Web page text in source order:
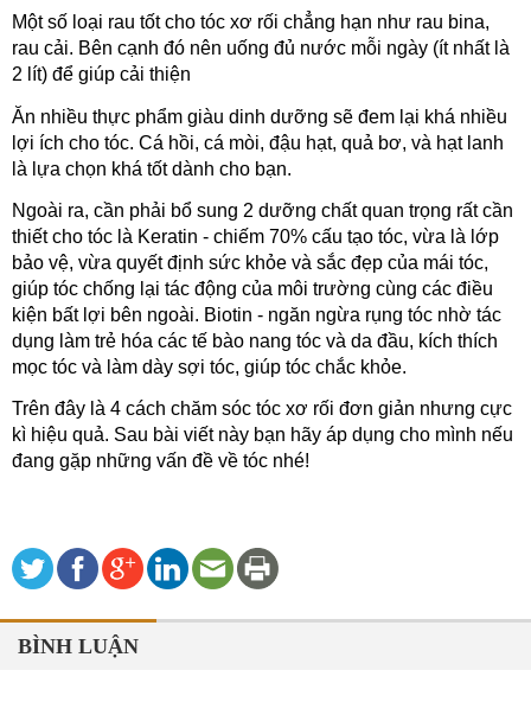
Một số loại rau tốt cho tóc xơ rối chẳng hạn như rau bina,
rau cải. Bên cạnh đó nên uống đủ nước mỗi ngày (ít nhất là
2 lít) để giúp cải thiện
Ăn nhiều thực phẩm giàu dinh dưỡng sẽ đem lại khá nhiều
lợi ích cho tóc. Cá hồi, cá mòi, đậu hạt, quả bơ, và hạt lanh
là lựa chọn khá tốt dành cho bạn.
Ngoài ra, cần phải bổ sung 2 dưỡng chất quan trọng rất cần
thiết cho tóc là Keratin - chiếm 70% cấu tạo tóc, vừa là lớp
bảo vệ, vừa quyết định sức khỏe và sắc đẹp của mái tóc,
giúp tóc chống lại tác động của môi trường cùng các điều
kiện bất lợi bên ngoài. Biotin - ngăn ngừa rụng tóc nhờ tác
dụng làm trẻ hóa các tế bào nang tóc và da đầu, kích thích
mọc tóc và làm dày sợi tóc, giúp tóc chắc khỏe.
Trên đây là 4 cách chăm sóc tóc xơ rối đơn giản nhưng cực
kì hiệu quả. Sau bài viết này bạn hãy áp dụng cho mình nếu
đang gặp những vấn đề về tóc nhé!
BÌNH LUẬN